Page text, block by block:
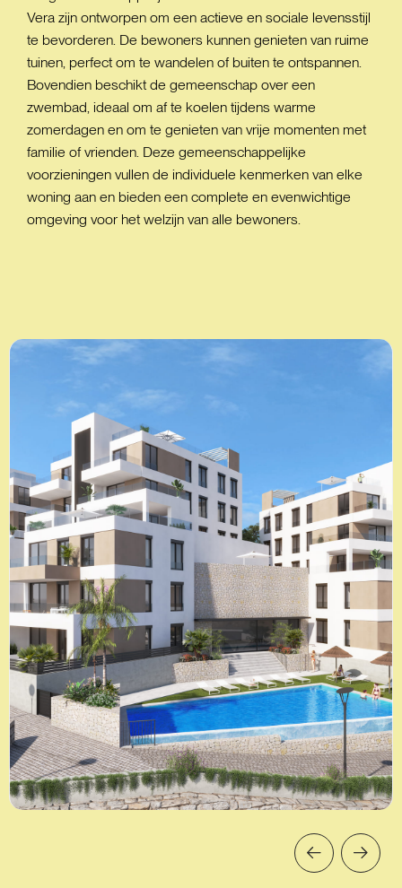
Vera zijn ontworpen om een actieve en sociale levensstijl
te bevorderen. De bewoners kunnen genieten van ruime
tuinen, perfect om te wandelen of buiten te ontspannen.
Bovendien beschikt de gemeenschap over een
zwembad, ideaal om af te koelen tijdens warme
zomerdagen en om te genieten van vrije momenten met
familie of vrienden. Deze gemeenschappelijke
voorzieningen vullen de individuele kenmerken van elke
woning aan en bieden een complete en evenwichtige
omgeving voor het welzijn van alle bewoners.